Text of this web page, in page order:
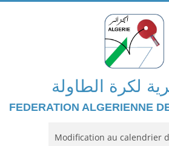
لكرة الطاولة
FEDERATION ALGERIENNE
Modification au calendrier